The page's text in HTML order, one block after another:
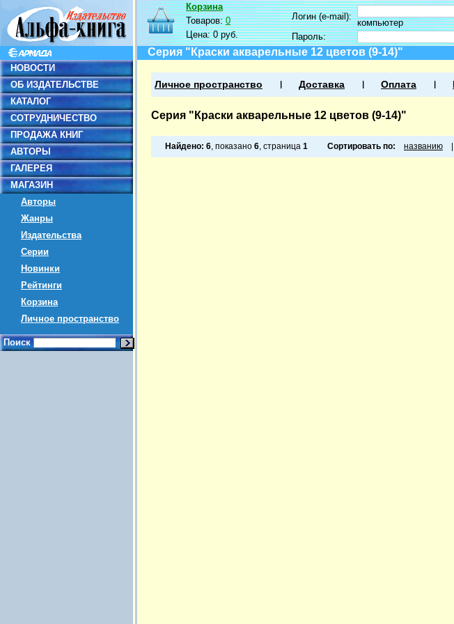
НОВОСТИ
ОБ ИЗДАТЕЛЬСТВЕ
КАТАЛОГ
СОТРУДНИЧЕСТВО
ПРОДАЖА КНИГ
АВТОРЫ
ГАЛЕРЕЯ
МАГАЗИН
Авторы
Жанры
Издательства
Серии
Новинки
Рейтинги
Корзина
Личное пространство
Поиск
Корзина
Товаров:0
Цена:0 руб.
Логин (e-mail):
компьютер
Пароль:
Серия "Краски акварельные 12 цветов (9-14)"
Личное пространство Доставка Оплата
Серия "Краски акварельные 12 цветов (9-14)"
Найдено: 6, показано 6, страница 1 Сортировать по: названию